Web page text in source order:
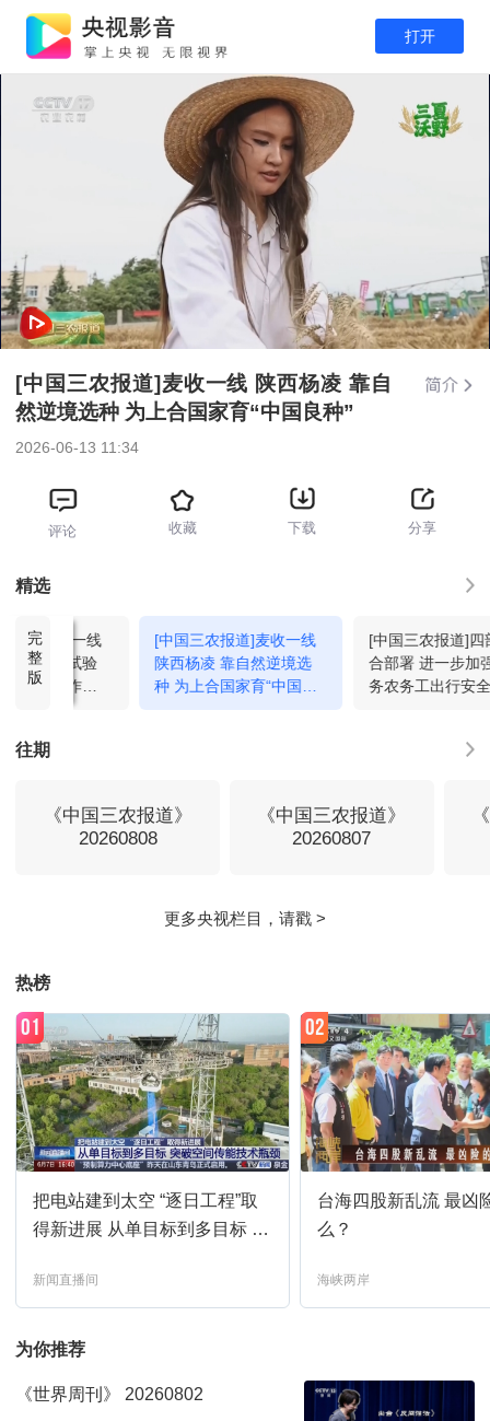
打开
[中国三农报道]麦收一线 陕西杨凌 靠自
然逆境选种 为上合国家育“中国良种”
2026-06-13 11:34
评论 收藏 下载 分享
精选
完
整
版
报道]麦收一线
麦收季的试验
与科研工作
[中国三农报道]麦收一线
陕西杨凌 靠自然逆境选
种 为上合国家育“中国良
种”
[中国三农报道]四
合部署 进一步加
务农务工出行安
往期
《中国三农报道》
20260808
《中国三农报道》
20260807
热榜
把电站建到太空 “逐日工程”取
得新进展 从单目标到多目标 突
新闻直播间
01
台海四股新乱流 最凶
么？
海峡两岸
02
为你推荐
《世界周刊》 20260802